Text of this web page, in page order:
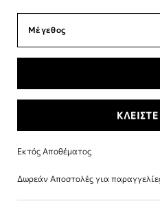
Εκτός Αποθέματος
Δωρεάν Αποστολές για